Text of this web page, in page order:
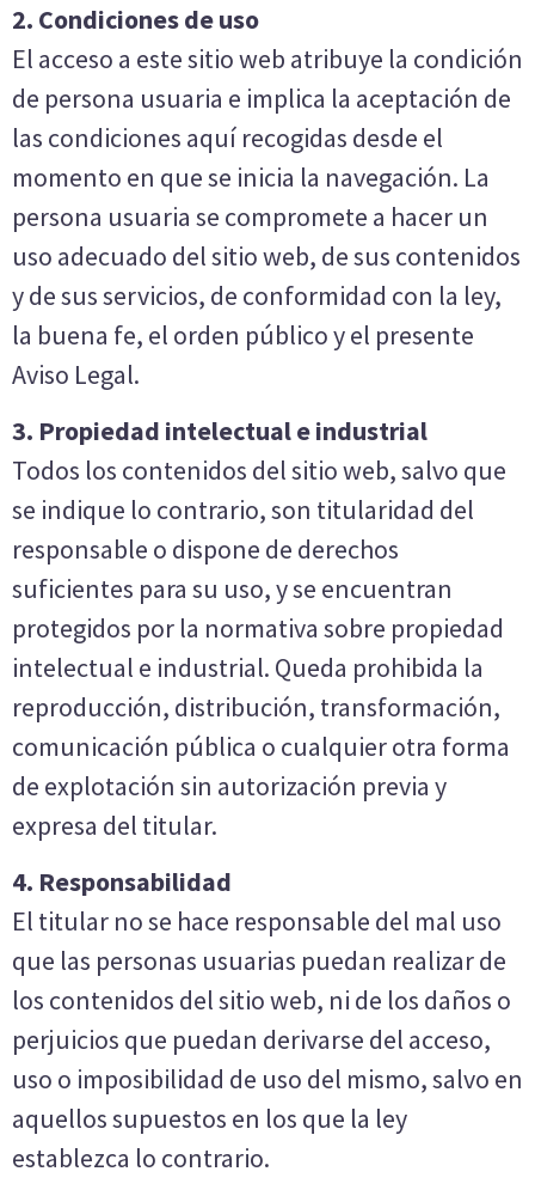
2. Condiciones de uso
El acceso a este sitio web atribuye la condición
de persona usuaria e implica la aceptación de
las condiciones aquí recogidas desde el
momento en que se inicia la navegación. La
persona usuaria se compromete a hacer un
uso adecuado del sitio web, de sus contenidos
y de sus servicios, de conformidad con la ley,
la buena fe, el orden público y el presente
Aviso Legal.
3. Propiedad intelectual e industrial
Todos los contenidos del sitio web, salvo que
se indique lo contrario, son titularidad del
responsable o dispone de derechos
suficientes para su uso, y se encuentran
protegidos por la normativa sobre propiedad
intelectual e industrial. Queda prohibida la
reproducción, distribución, transformación,
comunicación pública o cualquier otra forma
de explotación sin autorización previa y
expresa del titular.
4. Responsabilidad
El titular no se hace responsable del mal uso
que las personas usuarias puedan realizar de
los contenidos del sitio web, ni de los daños o
perjuicios que puedan derivarse del acceso,
uso o imposibilidad de uso del mismo, salvo en
aquellos supuestos en los que la ley
establezca lo contrario.